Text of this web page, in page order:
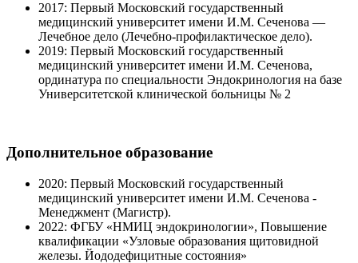
2017: Первый Московский государственный
медицинский университет имени И.М. Сеченова —
Лечебное дело (Лечебно-профилактическое дело).
2019: Первый Московский государственный
медицинский университет имени И.М. Сеченова,
ординатура по специальности Эндокринология на базе
Университетской клинической больницы № 2
Дополнительное образование
2020: Первый Московский государственный
медицинский университет имени И.М. Сеченова -
Менеджмент (Магистр).
2022: ФГБУ «НМИЦ эндокринологии», Повышение
квалификации «Узловые образования щитовидной
железы. Йододефицитные состояния»